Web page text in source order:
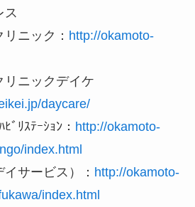
ス
ニック： http://okamoto-
リニックデイケ
daycare/
ﾞﾘｽﾃｰｼｮﾝ： http://okamoto-
index.html
サービス）： http://okamoto-
index.html